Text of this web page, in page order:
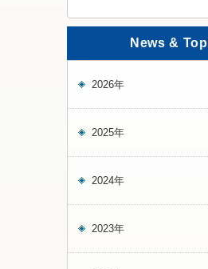
News &
2026年
2025年
2024年
2023年